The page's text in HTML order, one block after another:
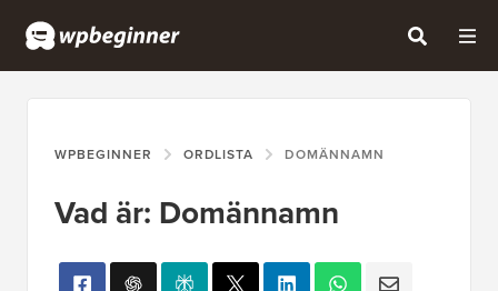
WPBEGINNER ORDLISTA DOMÄNNAMN
Vad är: Domännamn